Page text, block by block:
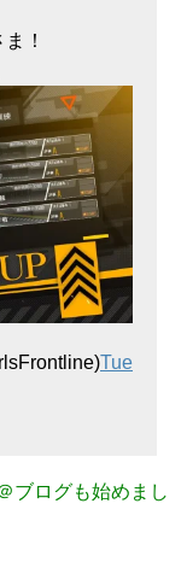
！
Tue
ブログも始めまし